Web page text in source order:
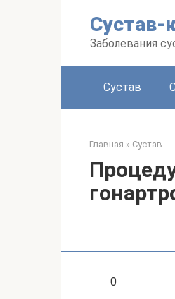
Сустав-
Заболевания
Сустав
Главная » Сустав
0